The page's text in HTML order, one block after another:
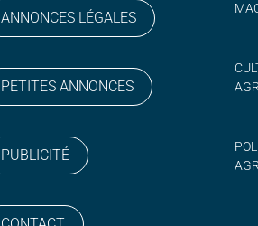
ANNONCES LÉGALES
PETITES ANNONCES
PUBLICITÉ